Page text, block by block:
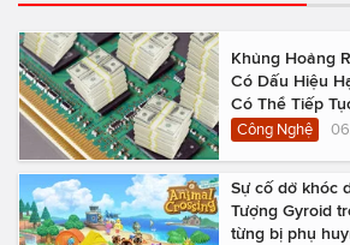
Khủng Hoảng
Có Dấu Hiệu
Có Thể Tiếp
Công Nghệ
Sự cố dở khóc
Tượng Gyroid
từng bị phụ